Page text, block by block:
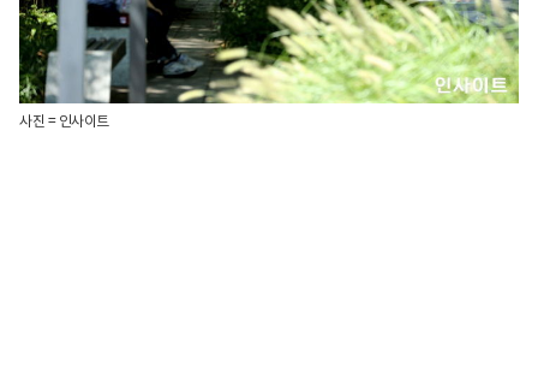
사진 = 인사이트